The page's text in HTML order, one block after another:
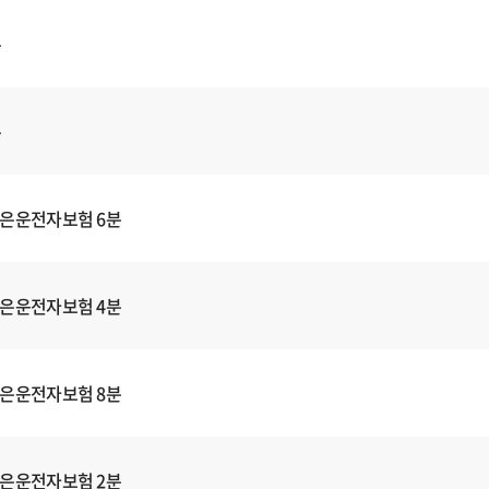
운전자보험 6분
운전자보험 4분
운전자보험 8분
운전자보험 2분